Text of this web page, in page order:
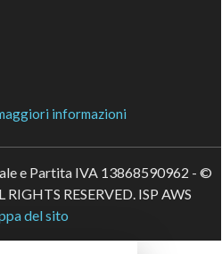
informazioni
e Partita IVA 13868590962 - ©
RESERVED. ISP AWS
del sito